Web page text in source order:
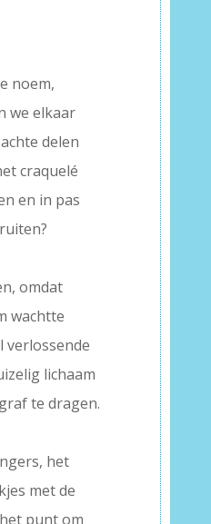
noem,
we elkaar
delen
craquelé
en in pas
omdat
wachtte
verlossende
lichaam
te dragen.
het
met de
punt om